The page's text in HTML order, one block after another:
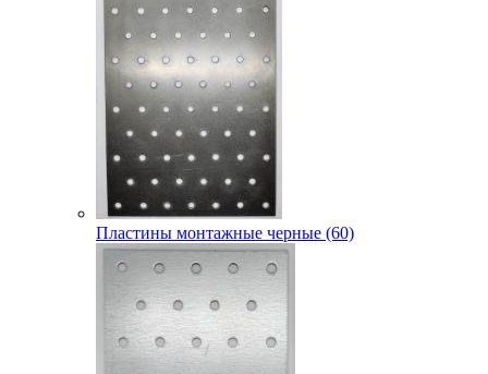
Пластины монтажные черные (60)